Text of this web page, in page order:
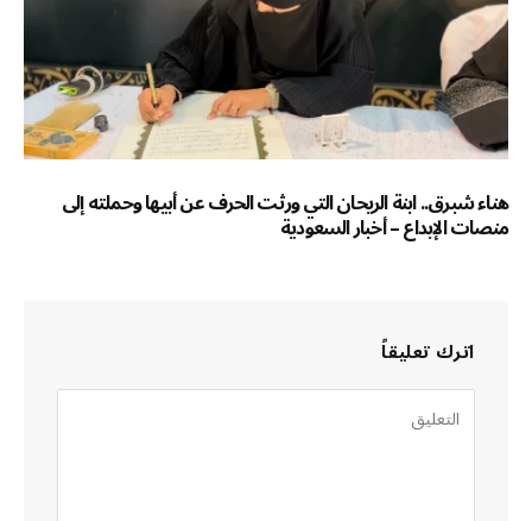
هناء شبرق.. ابنة الريحان التي ورثت الحرف عن أبيها وحملته إلى
منصات الإبداع – أخبار السعودية
اترك تعليقاً